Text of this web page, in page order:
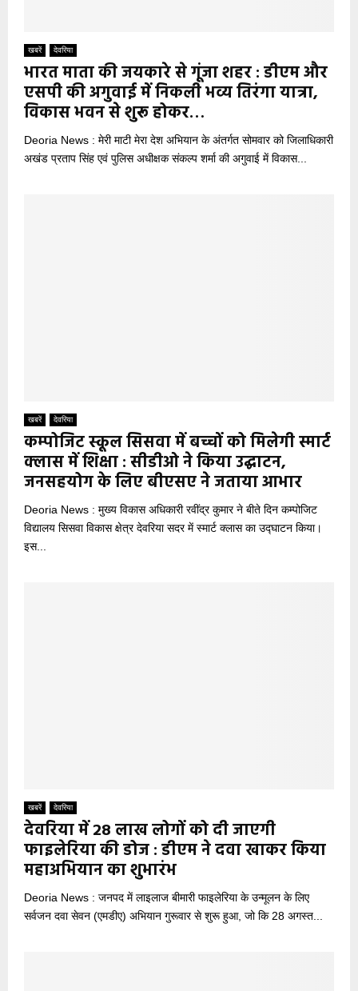
खबरें देवरिया
भारत माता की जयकारे से गूंजा शहर : डीएम और
एसपी की अगुवाई में निकली भव्य तिरंगा यात्रा,
विकास भवन से शुरू होकर…
Deoria News : मेरी माटी मेरा देश अभियान के अंतर्गत सोमवार को जिलाधिकारी
अखंड प्रताप सिंह एवं पुलिस अधीक्षक संकल्प शर्मा की अगुवाई में विकास...
खबरें देवरिया
कम्पोजिट स्कूल सिसवा में बच्चों को मिलेगी स्मार्ट
क्लास में शिक्षा : सीडीओ ने किया उद्घाटन,
जनसहयोग के लिए बीएसए ने जताया आभार
Deoria News : मुख्य विकास अधिकारी रवींद्र कुमार ने बीते दिन कम्पोजिट
विद्यालय सिसवा विकास क्षेत्र देवरिया सदर में स्मार्ट क्लास का उद्घाटन किया।
इस...
खबरें देवरिया
देवरिया में 28 लाख लोगों को दी जाएगी
फाइलेरिया की डोज : डीएम ने दवा खाकर किया
महाअभियान का शुभारंभ
Deoria News : जनपद में लाइलाज बीमारी फाइलेरिया के उन्मूलन के लिए
सर्वजन दवा सेवन (एमडीए) अभियान गुरूवार से शुरू हुआ, जो कि 28 अगस्त...